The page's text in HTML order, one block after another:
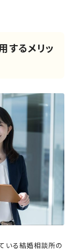
するメリッ
いる結婚相談所の